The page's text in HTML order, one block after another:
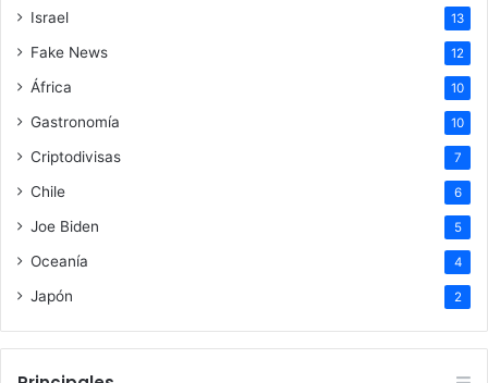
Israel 13
Fake News 12
África 10
Gastronomía 10
Criptodivisas 7
Chile 6
Joe Biden 5
Oceanía 4
Japón 2